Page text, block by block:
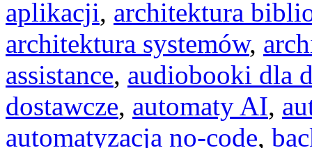
aplikacji, architektura
architektura systemów,
assistance, audiobooki dla
dostawcze, automaty AI,
automatyzacja no-code,